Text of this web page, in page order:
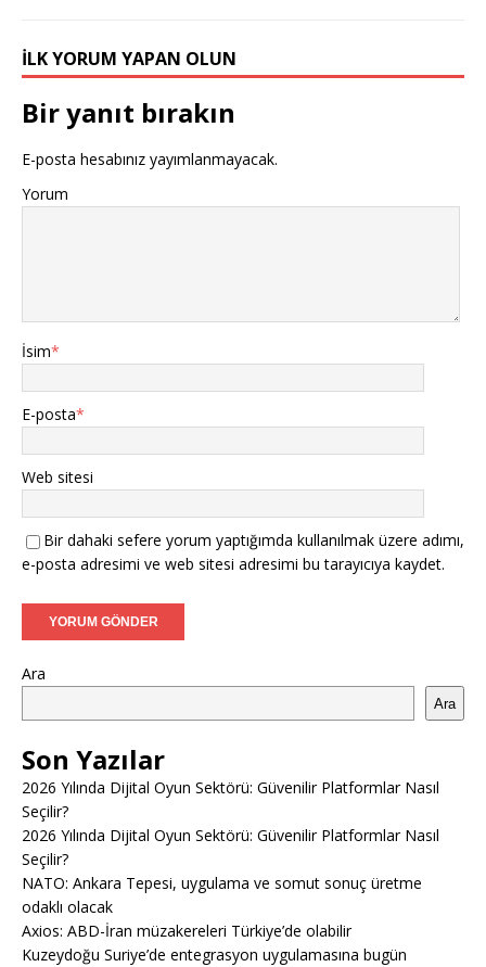
İLK YORUM YAPAN OLUN
Bir yanıt bırakın
E-posta hesabınız yayımlanmayacak.
Yorum
İsim*
E-posta*
Web sitesi
Bir dahaki sefere yorum yaptığımda kullanılmak üzere adımı,
e-posta adresimi ve web sitesi adresimi bu tarayıcıya kaydet.
Ara
Ara
Son Yazılar
2026 Yılında Dijital Oyun Sektörü: Güvenilir Platformlar Nasıl
Seçilir?
2026 Yılında Dijital Oyun Sektörü: Güvenilir Platformlar Nasıl
Seçilir?
NATO: Ankara Tepesi, uygulama ve somut sonuç üretme
odaklı olacak
Axios: ABD-İran müzakereleri Türkiye’de olabilir
Kuzeydoğu Suriye’de entegrasyon uygulamasına bugün